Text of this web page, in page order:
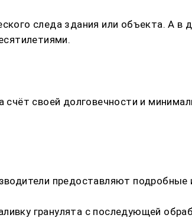
следа здания или объекта. А в
своей долговечности и
предоставляют подробные
гранулята с последующей